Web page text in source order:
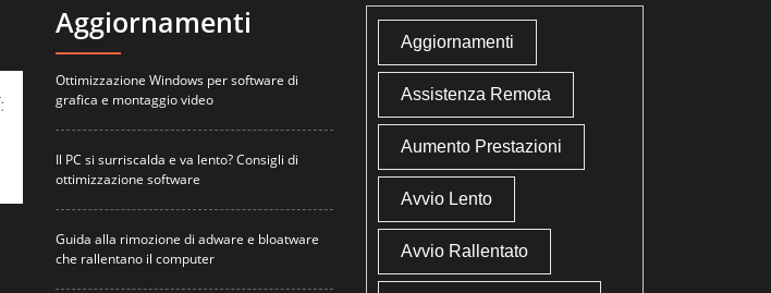
Aggiornamenti
Ottimizzazione Windows per software di
grafica e montaggio video
Il PC si surriscalda e va lento? Consigli di
ottimizzazione software
Guida alla rimozione di adware e bloatware
che rallentano il computer
Aggiornamenti
Assistenza Remota
Aumento Prestazioni
Avvio Lento
Avvio Rallentato